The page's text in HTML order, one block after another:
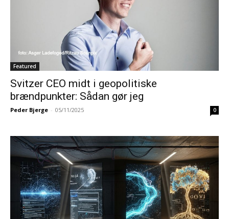
Featured
Svitzer CEO midt i geopolitiske
brændpunkter: Sådan gør jeg
Peder Bjerge - 05/11/2025 0